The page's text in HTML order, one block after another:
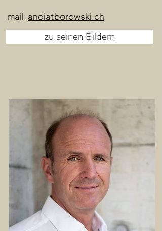
mail: andiatborowski.ch
zu seinen Bildern